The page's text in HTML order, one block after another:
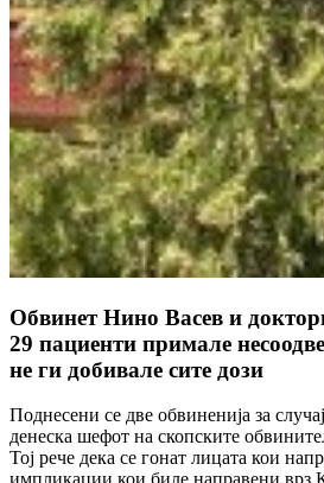
Обвинет Нино Васев и
29 пациенти примале
не ги добивале сите дози
Поднесени се две обвиненија за
денеска шефот на скопските
Тој рече дека се гонат лицата кои